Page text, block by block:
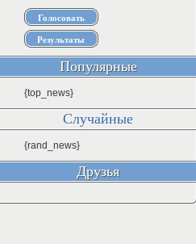
Популярные
{top_news}
Случайные
{rand_news}
Друзья